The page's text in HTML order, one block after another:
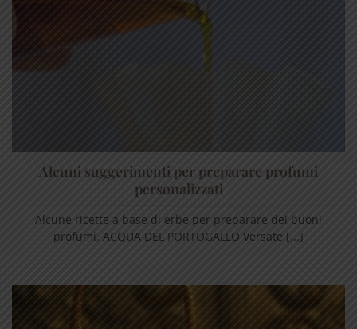
Alcuni suggerimenti per preparare profumi
personalizzati
Alcune ricette a base di erbe per preparare dei buoni
profumi. ACQUA DEL PORTOGALLO Versate [...]